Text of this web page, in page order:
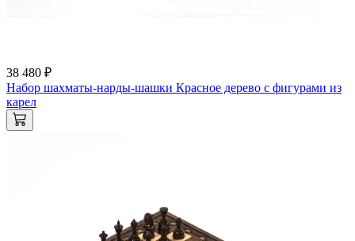
38 480 ₽
Набор шахматы-нарды-шашки Красное дерево с фигурами из
карел